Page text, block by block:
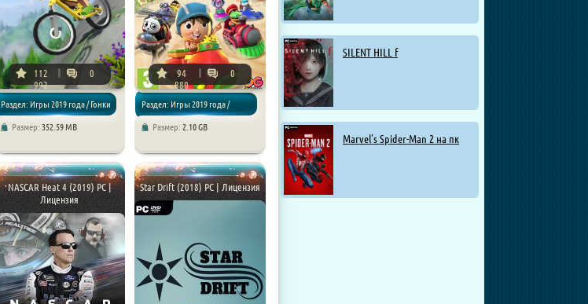
SILENT HILL f
Marvel’s Spider-Man 2 на пк
112
992
0
Раздел: Игры 2019 года / Гонки
Размер: 352.59 MB
94
880
0
Раздел: Игры 2019 года /
Размер: 2.10 GB
NASCAR Heat 4 (2019) PC |
Лицензия
Star Drift (2018) PC | Лицензия